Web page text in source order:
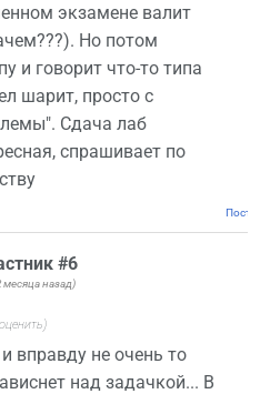
экзамене валит
Но потом
и говорит что-то типа
шарит, просто с
Сдача лаб
спрашивает по
#6
месяца назад)
вправду не очень то
над задачкой... В